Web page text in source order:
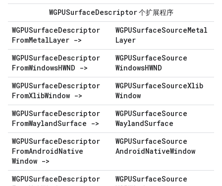
WGPUSurfaceDescriptor个扩展程序
WGPUSurfaceDescriptor
FromMetalLayer ->
WGPUSurfaceSourceMetal
Layer
WGPUSurfaceDescriptor
FromWindowsHWND ->
WGPUSurfaceSource
WindowsHWND
WGPUSurfaceDescriptor
FromXlibWindow ->
WGPUSurfaceSourceXlib
Window
WGPUSurfaceDescriptor
FromWaylandSurface ->
WGPUSurfaceSource
WaylandSurface
WGPUSurfaceDescriptor
FromAndroidNative
Window ->
WGPUSurfaceSource
AndroidNativeWindow
WGPUSurfaceDescriptor
WGPUSurfaceSource